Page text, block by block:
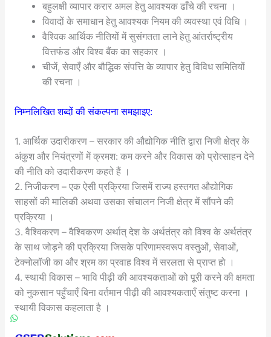
बहुलक्षी व्यापार करार अमल हेतु आवश्यक ढाँचे की रचना ।
विवादों के समाधान हेतु आवश्यक नियम की व्यवस्था एवं विधि ।
वैश्विक आर्थिक नीतियों में सुसंगतता लाने हेतु आंतर्राष्ट्रीय
वित्तफंड और विश्व बैंक का सहकार ।
चीजें, सेवाएँ और बौद्धिक संपत्ति के व्यापार हेतु विविध समितियों
की रचना ।
निम्नलिखित शब्दों की संकल्पना समझाइए:
1. आर्थिक उदारीकरण – सरकार की औद्योगिक नीति द्वारा निजी क्षेत्र के
अंकुश और नियंत्रणों में क्रमश: कम करने और विकास को प्रोत्साहन देने
की नीति को उदारीकरण कहते हैं ।
2. निजीकरण – एक ऐसी प्रक्रिया जिसमें राज्य हस्तगत औद्योगिक
साहसों की मालिकी अथवा उसका संचालन निजी क्षेत्र में सौंपने की
प्रक्रिया ।
3. वैश्विकरण – वैश्विकरण अर्थात् देश के अर्थतंत्र को विश्व के अर्थतंत्र
के साथ जोड़ने की प्रक्रिया जिसके परिणामस्वरूप वस्तुओं, सेवाओं,
टेक्नोलॉजी का और श्रम का प्रवाह विश्व में सरलता से प्राप्त हो ।
4. स्थायी विकास – भावि पीढ़ी की आवश्यकताओं को पूरी करने की क्षमता
को नुकसान पहुँचाएँ बिना वर्तमान पीढ़ी की आवश्यकताएँ संतुष्ट करना ।
स्थायी विकास कहलाता है ।